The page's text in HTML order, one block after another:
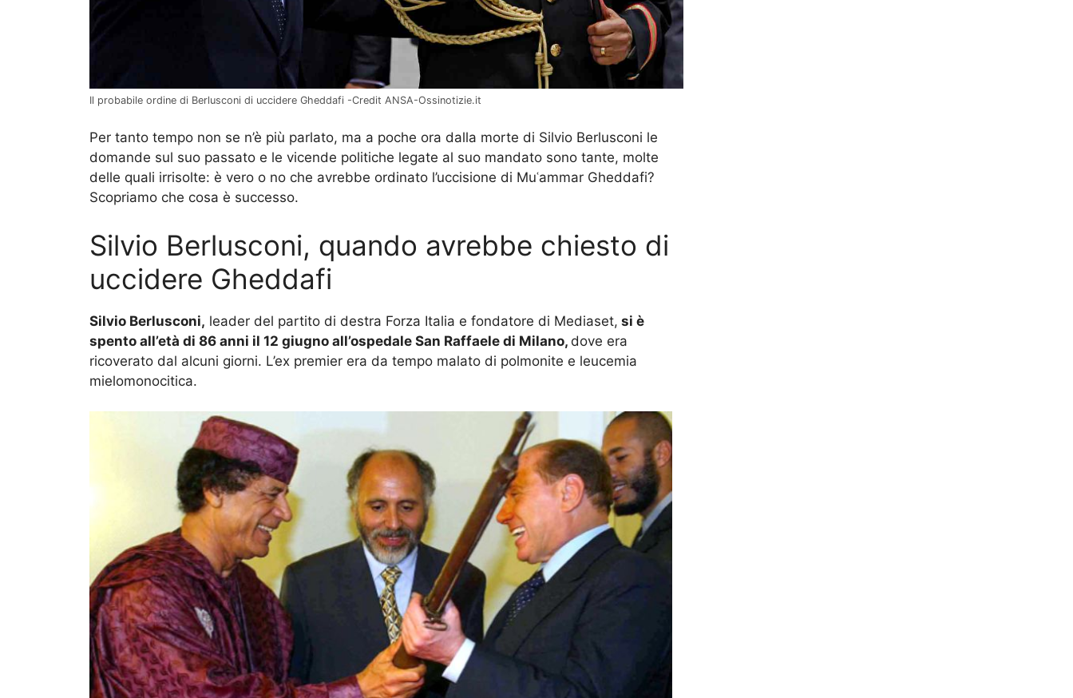
Il probabile ordine di Berlusconi di uccidere Gheddafi -Credit ANSA-Ossinotizie.it
Per tanto tempo non se n’è più parlato, ma a poche ora dalla morte di Silvio Berlusconi le
domande sul suo passato e le vicende politiche legate al suo mandato sono tante, molte
delle quali irrisolte: è vero o no che avrebbe ordinato l’uccisione di Muʿammar Gheddafi?
Scopriamo che cosa è successo.
Silvio Berlusconi, quando avrebbe chiesto di
uccidere Gheddafi
Silvio Berlusconi, leader del partito di destra Forza Italia e fondatore di Mediaset, si è
spento all’età di 86 anni il 12 giugno all’ospedale San Raffaele di Milano, dove era
ricoverato dal alcuni giorni. L’ex premier era da tempo malato di polmonite e leucemia
mielomonocitica.